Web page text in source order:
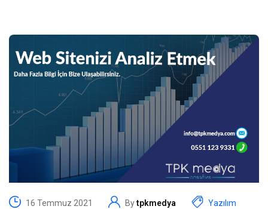
16 Temmuz 2021 Bytpkmedya Yazılım